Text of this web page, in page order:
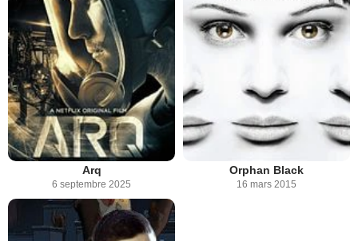
Arq
6 septembre 2025
Orphan Black
16 mars 2015